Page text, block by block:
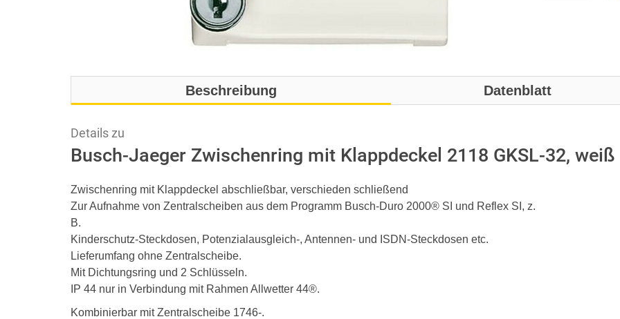
Beschreibung Datenblatt
Details zu
Busch-Jaeger Zwischenring mit Klappdeckel 2118 GKSL-32, weiß
Zwischenring mit Klappdeckel abschließbar, verschieden schließend
Zur Aufnahme von Zentralscheiben aus dem Programm Busch-Duro 2000® SI und Reflex SI, z.
B.
Kinderschutz-Steckdosen, Potenzialausgleich-, Antennen- und ISDN-Steckdosen etc.
Lieferumfang ohne Zentralscheibe.
Mit Dichtungsring und 2 Schlüsseln.
IP 44 nur in Verbindung mit Rahmen Allwetter 44®.
Kombinierbar mit Zentralscheibe 1746-.